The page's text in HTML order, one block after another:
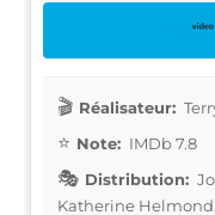
Réalisateur:
Note: IMDb 7.8
Distribution:
Katherine